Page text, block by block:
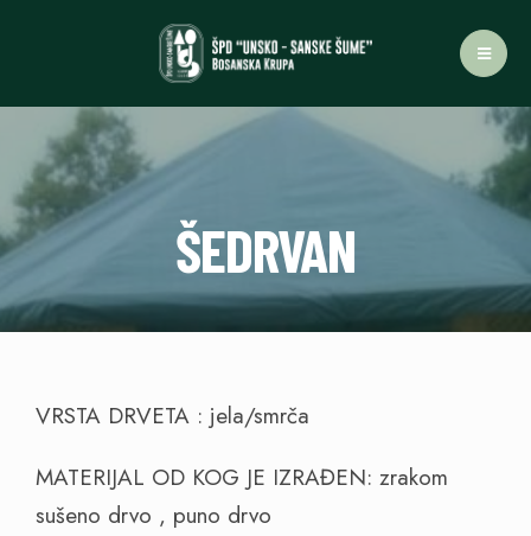
ŠEDRVAN
VRSTA DRVETA : jela/smrča
MATERIJAL OD KOG JE IZRAĐEN: zrakom
sušeno drvo , puno drvo